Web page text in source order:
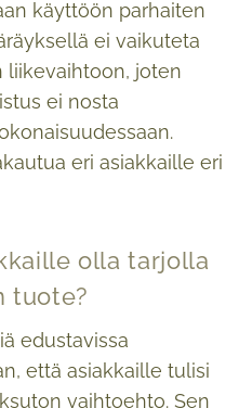
käyttöön parhaiten
ei vaikuteta
joten
ei nosta
eri asiakkaille eri
olla tarjolla
tuote?
edustavissa
että asiakkaille tulisi
vaihtoehto. Sen